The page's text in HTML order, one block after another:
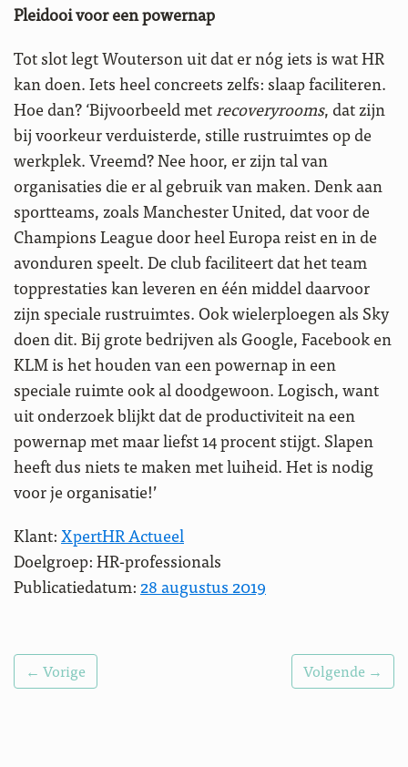
Pleidooi voor een powernap
Tot slot legt Wouterson uit dat er nóg iets is wat HR
kan doen. Iets heel concreets zelfs: slaap faciliteren.
Hoe dan? ‘Bijvoorbeeld metrecoveryrooms, dat zijn
bij voorkeur verduisterde, stille rustruimtes op de
werkplek. Vreemd? Nee hoor, er zijn tal van
organisaties die er al gebruik van maken. Denk aan
sportteams, zoals Manchester United, dat voor de
Champions League door heel Europa reist en in de
avonduren speelt. De club faciliteert dat het team
topprestaties kan leveren en één middel daarvoor
zijn speciale rustruimtes. Ook wielerploegen als Sky
doen dit. Bij grote bedrijven als Google, Facebook en
KLM is het houden van een powernap in een
speciale ruimte ook al doodgewoon. Logisch, want
uit onderzoek blijkt dat de productiviteit na een
powernap met maar liefst 14 procent stijgt. Slapen
heeft dus niets te maken met luiheid. Het is nodig
voor je organisatie!’
Klant:XpertHR Actueel
Doelgroep: HR-professionals
Publicatiedatum: 28 augustus 2019
← Vorige Volgende →